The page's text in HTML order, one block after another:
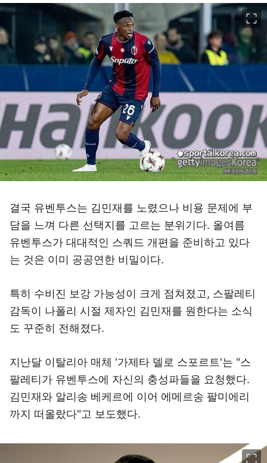
결국 유벤투스는 김민재를 노렸으나 비용 문제에 부
담을 느껴 다른 선택지를 고르는 분위기다. 올여름
유벤투스가 대대적인 스쿼드 개편을 준비하고 있다
는 것은 이미 공공연한 비밀이다.
특히 수비진 보강 가능성이 크게 점쳐졌고, 스팔레티
감독이 나폴리 시절 제자인 김민재를 원한다는 소식
도 꾸준히 전해졌다.
지난달 이탈리아 매체 '가제타 델로 스포르트'는 "스
팔레티가 유벤투스에 자신의 충성파들을 요청했다.
김민재와 알리송 베케르에 이어 에메르송 팔미에리
까지 떠올랐다"고 보도했다.